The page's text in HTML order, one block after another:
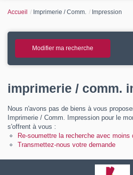
Vendre
Guide de l'immo
Contact
Accueil Imprimerie / Comm. Impression
Modifier ma recherche
imprimerie / comm.
Nous n'avons pas de biens à vous
Imprimerie / Comm. Impression pour le
s'offrent à vous :
Re-soumettre la recherche avec moins
Transmettez-nous votre demande